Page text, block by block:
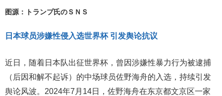
图源：トランプ氏のＳＮＳ
日本球员涉嫌性侵入选世界杯 引发舆论抗议
近日，随着日本队出征世界杯，曾因涉嫌性暴力行为被逮捕
（后因和解不起诉）的中场球员佐野海舟的入选，持续引发
舆论风波。2024年7月14日，佐野海舟在东京都文京区一家